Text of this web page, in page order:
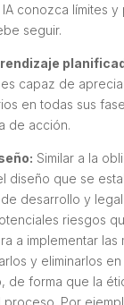
conozca límites y
seguir.
capaz de
en todas sus
de acción.
Similar a la
diseño que se
de desarrollo y
riesgos
a implementar las
y eliminarlos
de forma que la
Por